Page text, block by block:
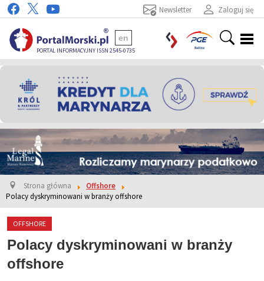
Zaloguj się
Newsletter
PORTAL INFORMACYJNY ISSN 2545-0735
en
Strona główna
Offshore
Polacy dyskryminowani w branży offshore
OFFSHORE
Polacy dyskryminowani w branży
offshore